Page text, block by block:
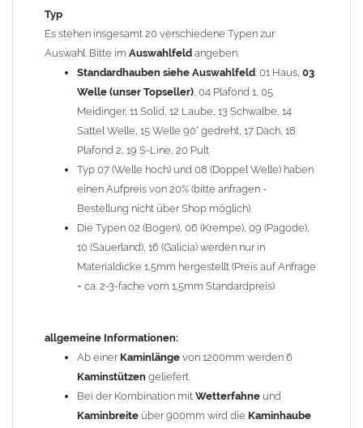
Ihrem zuständigen
Hinweis: FürKaminhaubenundKaminabdeckungenkönnen wir
Nachnahme anbieten!
Lieferzeit: ca. 1-2 Wochen nach Zahlungseingang
Sonderanfertigung: Die Kaminhaube wird kundenspezifisch
angefertigt - keine Rücknahme möglich!
Zum Bild vergößern, bitte auf das Bild klicken!
Typ
Es stehen insgesamt 20 verschiedene Typen zur
Auswahl. Bitte im Auswahlfeld angeben.
Standardhauben siehe Auswahlfeld: 01 Haus, 03
Welle (unser Topseller), 04 Plafond 1, 05
Meidinger, 11 Solid, 12 Laube, 13 Schwalbe, 14
Sattel Welle, 15 Welle 90° gedreht, 17 Dach, 18
Plafond 2, 19 S-Line, 20 Pult
Typ 07 (Welle hoch) und 08 (Doppel Welle) haben
einen Aufpreis von 20% (bitte anfragen -
Bestellung nicht über Shop möglich).
Die Typen 02 (Bogen), 06 (Krempe), 09 (Pagode),
10 (Sauerland), 16 (Galicia) werden nur in
Materialdicke 1,5mm hergestellt (Preis auf Anfrage
= ca. 2-3-fache vom 1,5mm Standardpreis)
allgemeine Informationen:
Ab einer Kaminlänge von 1200mm werden 6
Kaminstützen geliefert.
Bei der Kombination mit Wetterfahne und
Kaminbreite über 900mm wird die Kaminhaube